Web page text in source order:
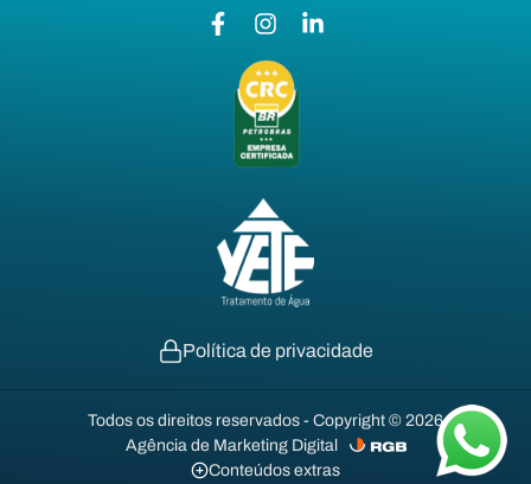
Política de privacidade
Todos os direitos reservados - Copyright © 2026
Conteúdos extras
Agência de Marketing Digital